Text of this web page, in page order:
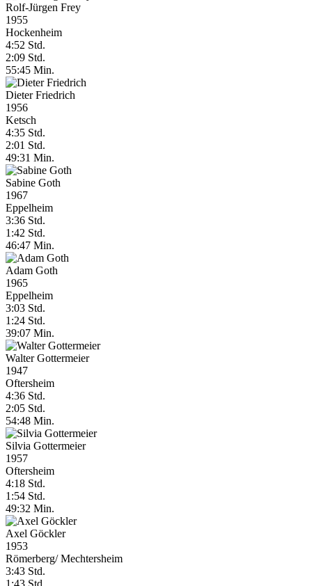
Rolf-Jürgen Frey
1955
Hockenheim
4:52 Std.
2:09 Std.
55:45 Min.
Dieter Friedrich
1956
Ketsch
4:35 Std.
2:01 Std.
49:31 Min.
Sabine Goth
1967
Eppelheim
3:36 Std.
1:42 Std.
46:47 Min.
Adam Goth
1965
Eppelheim
3:03 Std.
1:24 Std.
39:07 Min.
Walter Gottermeier
1947
Oftersheim
4:36 Std.
2:05 Std.
54:48 Min.
Silvia Gottermeier
1957
Oftersheim
4:18 Std.
1:54 Std.
49:32 Min.
Axel Göckler
1953
Römerberg/ Mechtersheim
3:43 Std.
1:43 Std.